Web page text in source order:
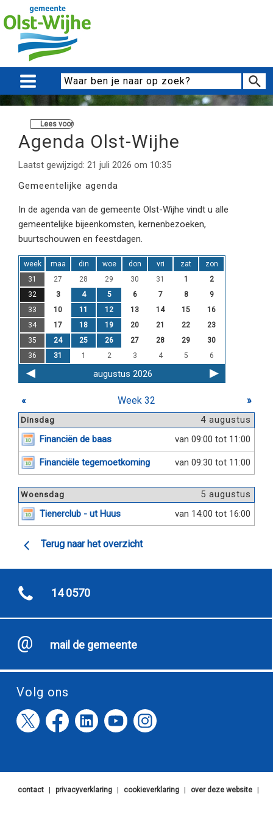
Lees voor
Agenda Olst-Wijhe
Laatst gewijzigd: 21 juli 2026 om 10:35
Gemeentelijke agenda
In de agenda van de gemeente Olst-Wijhe vindt u alle
gemeentelijke bijeenkomsten, kernenbezoeken,
buurtschouwen en feestdagen.
week maa din woe don vri zat
zon
31
27 28 29 30 31 1
2
32
3 4 5 6 7 8
9
33
10 11 12 13 14 15
16
34
17 18 19 20 21 22
23
35
24 25 26 27 28 29
30
36
31 1 2 3 4 5 6
augustus 2026
« Week 32 »
4 augustus
Dinsdag
van 09:00 tot 11:00
Financiën de baas
van 09:30 tot 11:00
Financiële tegemoetkoming
5 augustus
Woensdag
van 14:00 tot 16:00
Tienerclub - ut Huus
Terug naar het overzicht
14 0570
mail de gemeente
Volg ons
contact privacyverklaring cookieverklaring over deze website